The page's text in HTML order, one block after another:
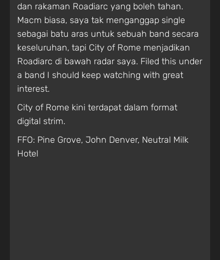
dan rakaman Roadiarc yang boleh tahan.
Macm biasa, saya tak menganggap single
sebagai batu aras untuk sebuah band secara
keseluruhan, tapi City of Rome menjadikan
Roadiarc di bawah radar saya. Filed this under
a band I should keep watching with great
interest.
City of Rome kini terdapat dalam format
digital strim.
FFO: Pine Grove, John Denver, Neutral Milk
Hotel